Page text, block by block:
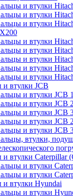
и втулки
и втулки
и втулки
и втулки
и втулки
и втулки
и втулки
и втулки
втулки JCB
и втулки JCB
и втулки JCB
и втулки JCB
и втулки JCB
и втулки JCB
втулки,
втулки Caterpillar
и втулки
и втулки
втулки Hyundai
и втулки